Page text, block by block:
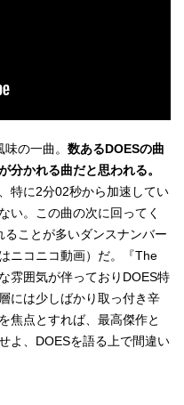
の一曲。 数あるDOESの曲
分かれる曲だと思われる。
特に2分02秒から加速してい
い。この曲の次に回ってく
ことが多いダンスナンバー
ニコニコ動画）だ。『The
雰囲気が伴っておりDOES特
には少しばかり取っ付き辛
焦点とすれば、最高傑作と
よ、DOESを語る上で間違い